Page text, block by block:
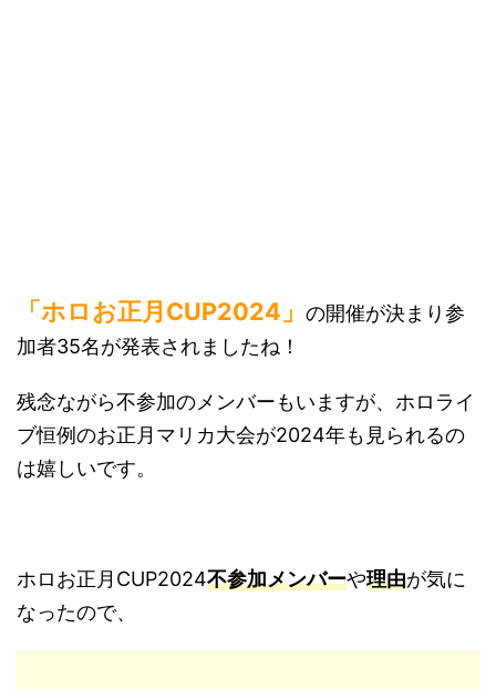
「ホロお正月CUP2024」 の開催が決まり参
加者35名が発表されましたね！
残念ながら不参加のメンバーもいますが、ホロライ
ブ恒例のお正月マリカ大会が2024年も見られるの
は嬉しいです。
ホロお正月CUP2024不参加メンバーや理由が気に
なったので、